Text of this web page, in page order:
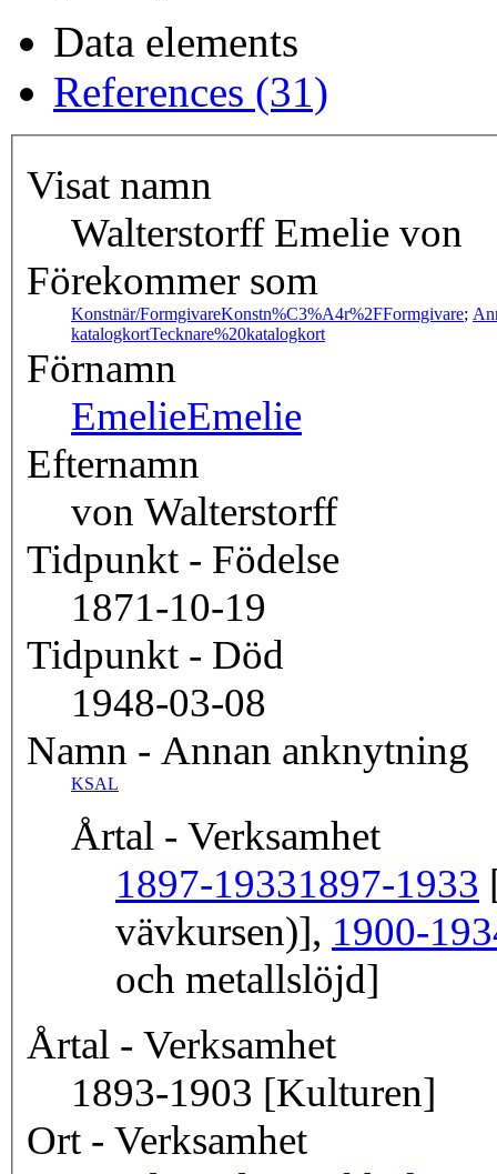
Data elements
References (31)
Visat namn
Walterstorff Emelie von
Förekommer som
Konstnär/FormgivareKonstn%C3%A4r%2FFormgivare;
katalogkortTecknare%20katalogkort
Förnamn
EmelieEmelie
Efternamn
von Walterstorff
Tidpunkt - Födelse
1871-10-19
Tidpunkt - Död
1948-03-08
Namn - Annan anknytning
KSAL
Årtal - Verksamhet
1897-19331897-1933
vävkursen)], 1900-
och metallslöjd]
Årtal - Verksamhet
1893-1903 [Kulturen]
Ort - Verksamhet